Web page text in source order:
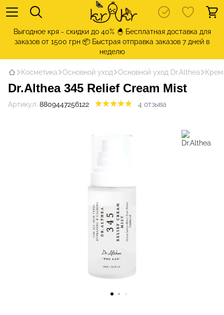
Выгодное кря - скидки до 40% 🐣 Бесплатная доставка для
заказов от 1500 грн 📦 Быстрая отправка заказов 7 дней в
неделю
Косметика Основной уход Основной уход Dr.Althea
Dr.Althea 345 Relief Cream Mist
Артикул: 8809447256122 4 отзыва